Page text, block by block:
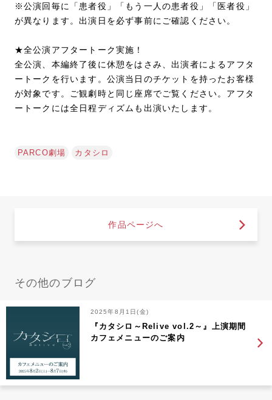
※公演回毎に「患者役」「もう一人の患者役」「医者役」
が異なります。出演日を必ず事前にご確認ください。
★全公演アフタートーク実施！
全公演、本編終了後に休憩をはさみ、出演者によるアフタ
ートークを行います。公演当日のチケットを持ったお客様
が対象です。ご観劇時と同じ座席でご覧ください。アフタ
ートークには全日程ディズムも出演いたします。
PARCO劇場 カタシロ
作品ページへ
その他のブログ
2025年8月1日(金)
『カタシロ～Relive vol.2～』上演期間
カフェメニューのご案内